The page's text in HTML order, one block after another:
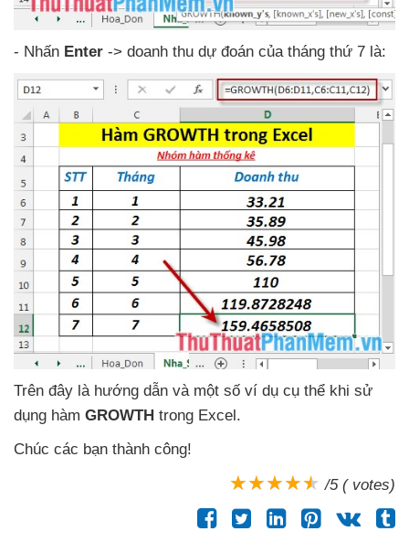
- Nhấn Enter -> doanh thu dự đoán của tháng thứ 7 là:
Trên đây là hướng dẫn và một số ví dụ cụ thể khi sử
dụng hàm GROWTH trong Excel.
Chúc các bạn thành công!
/5 ( votes)